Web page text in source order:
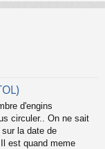
d'engins
circuler.. On ne sait
la date de
est quand meme